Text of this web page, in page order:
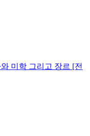
미학 그리고 장르 [전